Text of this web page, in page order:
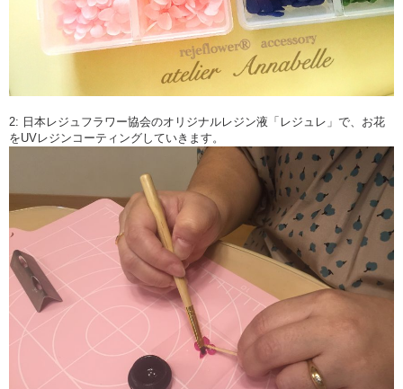
2: 日本レジュフラワー協会のオリジナルレジン液「レジュレ」で、お花
をUVレジンコーティングしていきます。